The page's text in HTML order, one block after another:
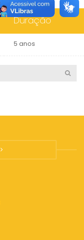
Duração
5 anos